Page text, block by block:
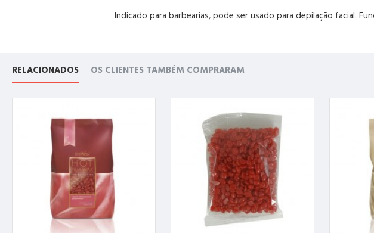
Indicado para barbearias, pode ser usado para depilação facial.
RELACIONADOS OS CLIENTES TAMBÉM COMPRARAM